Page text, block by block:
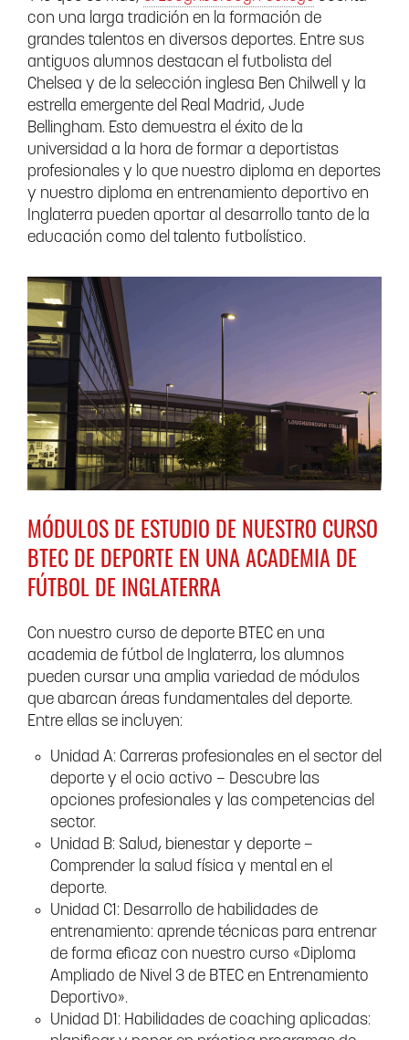
con una larga tradición en la formación de
grandes talentos en diversos deportes. Entre sus
antiguos alumnos destacan el futbolista del
Chelsea y de la selección inglesa Ben Chilwell y la
estrella emergente del Real Madrid, Jude
Bellingham. Esto demuestra el éxito de la
universidad a la hora de formar a deportistas
profesionales y lo que nuestro diploma en deportes
y nuestro diploma en entrenamiento deportivo en
Inglaterra pueden aportar al desarrollo tanto de la
educación como del talento futbolístico.
MÓDULOS DE ESTUDIO DE NUESTRO CURSO
BTEC DE DEPORTE EN UNA ACADEMIA DE
FÚTBOL DE INGLATERRA
Con nuestro curso de deporte BTEC en una
academia de fútbol de Inglaterra, los alumnos
pueden cursar una amplia variedad de módulos
que abarcan áreas fundamentales del deporte.
Entre ellas se incluyen:
Unidad A: Carreras profesionales en el sector del
deporte y el ocio activo – Descubre las
opciones profesionales y las competencias del
sector.
Unidad B: Salud, bienestar y deporte –
Comprender la salud física y mental en el
deporte.
Unidad C1: Desarrollo de habilidades de
entrenamiento: aprende técnicas para entrenar
de forma eficaz con nuestro curso «Diploma
Ampliado de Nivel 3 de BTEC en Entrenamiento
Deportivo».
Unidad D1: Habilidades de coaching aplicadas: